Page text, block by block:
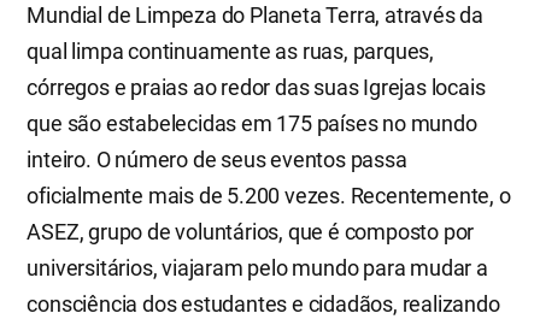
Mundial de Limpeza do Planeta Terra, através da
qual limpa continuamente as ruas, parques,
córregos e praias ao redor das suas Igrejas locais
que são estabelecidas em 175 países no mundo
inteiro. O número de seus eventos passa
oficialmente mais de 5.200 vezes. Recentemente, o
ASEZ, grupo de voluntários, que é composto por
universitários, viajaram pelo mundo para mudar a
consciência dos estudantes e cidadãos, realizando